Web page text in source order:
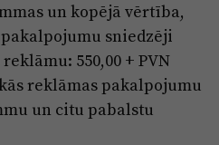
Projekti
Mediju atbalsta fonds
Zivju fonds
un kopējā vērtība,
sniedzēji
550,00 + PVN
reklāmas pakalpojumu
un citu pabalstu